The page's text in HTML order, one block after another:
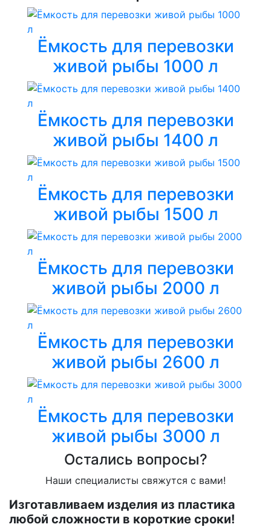
Ёмкость для перевозки
живой рыбы 1000 л
Ёмкость для перевозки
живой рыбы 1400 л
Ёмкость для перевозки
живой рыбы 1500 л
Ёмкость для перевозки
живой рыбы 2000 л
Ёмкость для перевозки
живой рыбы 2600 л
Ёмкость для перевозки
живой рыбы 3000 л
Остались вопросы?
Наши специалисты свяжутся с вами!
Изготавливаем изделия из пластика
любой сложности в короткие сроки!